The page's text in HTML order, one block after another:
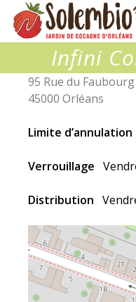
Infini
95 Rue du
45000 Orléans
Limite d’annulation
Verrouillage
Distribution